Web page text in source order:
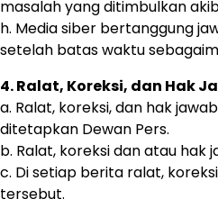
masalah yang ditimbulkan
h. Media siber bertanggung
setelah batas waktu
4. Ralat, Koreksi, dan Hak
a. Ralat, koreksi, dan hak
ditetapkan Dewan Pers.
b. Ralat, koreksi dan atau
c. Di setiap berita ralat,
tersebut.